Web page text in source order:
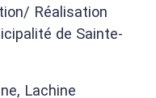
Réalisation
de Sainte-
Lachine